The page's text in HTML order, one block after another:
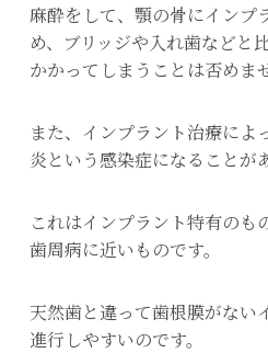
麻酔をして、顎の骨にインプ
め、ブリッジや入れ歯などと
かかってしまうことは否めま
また、インプラント治療によ
炎という感染症になることが
これはインプラント特有のも
歯周病に近いものです。
天然歯と違って歯根膜がない
進行しやすいのです。